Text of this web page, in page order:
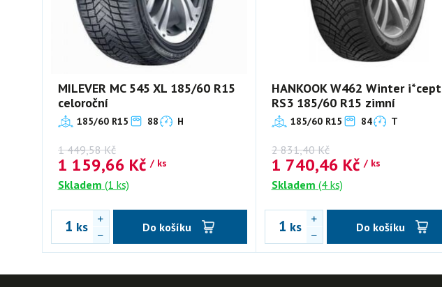
MILEVER MC 545 XL 185/60 R15
celoroční
185/60 R15 88 H
1 449,58 Kč
1 159,66 Kč / ks
Skladem (1 ks)
ks Do košíku
HANKOOK W462 Winter i*cept
RS3 185/60 R15 zimní
185/60 R15 84 T
2 831,40 Kč
1 740,46 Kč / ks
Skladem (4 ks)
ks Do košíku